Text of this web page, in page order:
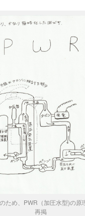
ため、PWR（加圧水型)の原
再掲